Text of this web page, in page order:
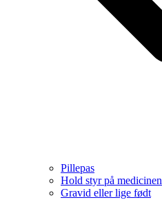
Pillepas
Hold styr på medicinen
Gravid eller lige født